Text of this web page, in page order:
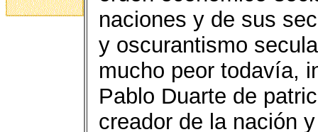
naciones y de sus
y oscurantismo
mucho peor todavía,
Pablo Duarte de
creador de la nación